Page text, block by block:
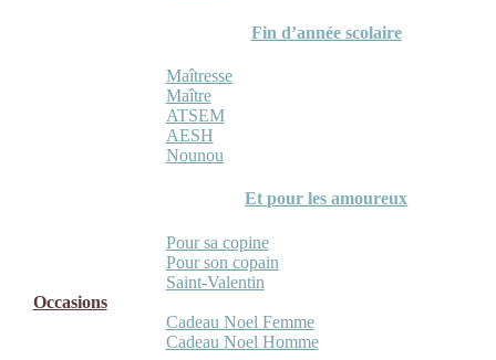
Fin d’année scolaire
Maîtresse
Maître
ATSEM
AESH
Nounou
Et pour les amoureux
Pour sa copine
Pour son copain
Saint-Valentin
Occasions
Cadeau Noel Femme
Cadeau Noel Homme